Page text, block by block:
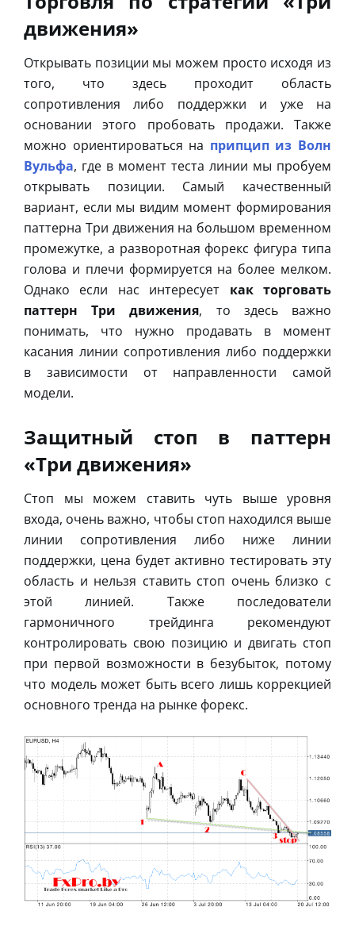
движения»
Открывать позиции мы можем просто исходя из
того, что здесь проходит область
сопротивления либо поддержки и уже на
основании этого пробовать продажи. Также
можно ориентироваться на припцип из Волн
Вульфа, где в момент теста линии мы пробуем
открывать позиции. Самый качественный
вариант, если мы видим момент формирования
паттерна Три движения на большом временном
промежутке, а разворотная форекс фигура типа
голова и плечи формируется на более мелком.
Однако если нас интересует как торговать
паттерн Три движения, то здесь важно
понимать, что нужно продавать в момент
касания линии сопротивления либо поддержки
в зависимости от направленности самой
модели.
Защитный стоп в паттерн
«Три движения»
Стоп мы можем ставить чуть выше уровня
входа, очень важно, чтобы стоп находился выше
линии сопротивления либо ниже линии
поддержки, цена будет активно тестировать эту
область и нельзя ставить стоп очень близко с
этой линией. Также последователи
гармоничного трейдинга рекомендуют
контролировать свою позицию и двигать стоп
при первой возможности в безубыток, потому
что модель может быть всего лишь коррекцией
основного тренда на рынке форекс.